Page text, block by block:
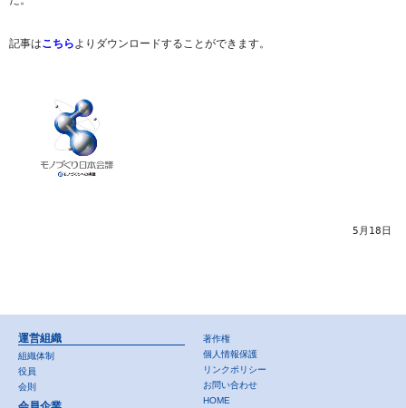
記事はこちら よりダウンロードすることができます。
5月18日
運営組織
組織体制
役員
会則
会員企業
著作権
個人情報保護
リンクポリシー
お問い合わせ
HOME